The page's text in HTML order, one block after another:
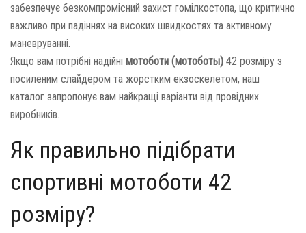
забезпечує безкомпромісний захист гомілкостопа, що критично
важливо при падіннях на високих швидкостях та активному
маневруванні.
Якщо вам потрібні надійні мотоботи (мотоботы) 42 розміру з
посиленим слайдером та жорстким екзоскелетом, наш
каталог запропонує вам найкращі варіанти від провідних
виробників.
Як правильно підібрати
спортивні мотоботи 42
розміру?